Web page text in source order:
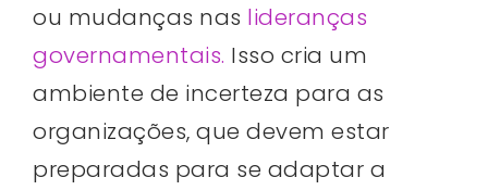
ou mudanças nas lideranças
governamentais. Isso cria um
ambiente de incerteza para as
organizações, que devem estar
preparadas para se adaptar a